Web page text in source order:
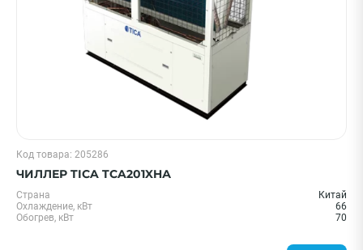
Код товара: 205286
ЧИЛЛЕР TICA TCA201XHА
Страна
Китай
Охлаждение, кВт
66
Обогрев, кВт
70